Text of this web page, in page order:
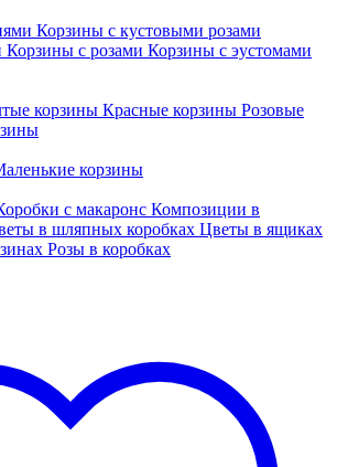
Корзины с кустовыми розами
Корзины с розами Корзины с эустомами
корзины Красные корзины Розовые
корзины
с макаронс Композиции в
в шляпных коробках Цветы в ящиках
Розы в коробках